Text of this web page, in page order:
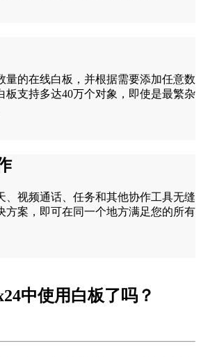
量的在线白板，并根据需要添加任意数
板支持多达40万个对象，即使是最繁杂
、视频通话、任务和其他协作工具无缝
方案，即可在同一个地方满足您的所有
中使用白板了吗？